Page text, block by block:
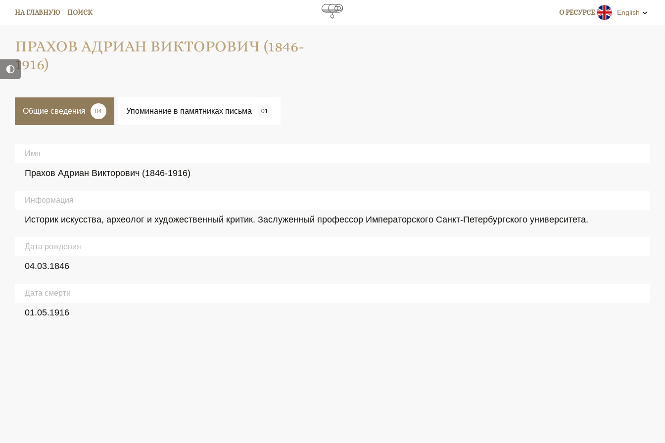
НА ГЛАВНУЮ ПОИСК О РЕСУРСЕ English
ПРАХОВ АДРИАН ВИКТОРОВИЧ (1846-
1916)
Общие сведения 04 Упоминание в памятниках письма 01
Имя
Прахов Адриан Викторович (1846-1916)
Информация
Историк искусства, археолог и художественный критик. Заслуженный профессор Императорского Санкт-Петербургского университета.
Дата рождения
04.03.1846
Дата смерти
01.05.1916